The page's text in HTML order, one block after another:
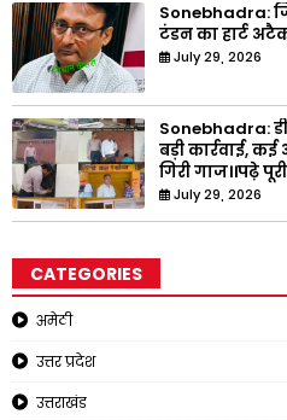
Sonebhadra:
टंडन का हार्ट
July 29, 2026
Sonebhadra:
बड़ी कार्रवाई,
गिरी गाज।।पढ़े
July 29, 2026
CATEGORIES
अमेठी
उत्तर प्रदेश
उत्तराखंड